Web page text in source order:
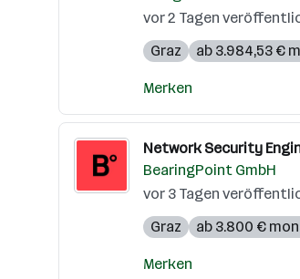
vor 2 Tagen
Graz
ab 3.984,53 €
Merken
Network Security
BearingPoint GmbH
vor 3 Tagen
Graz
ab 3.800 €
Merken